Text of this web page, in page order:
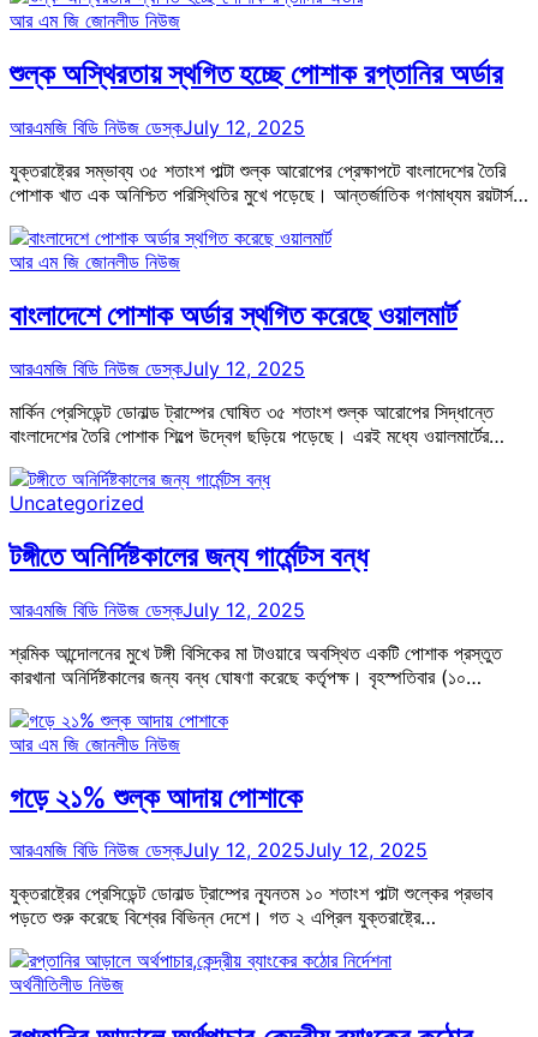
আর এম জি জোনলীড নিউজ
শুল্ক অস্থিরতায় স্থগিত হচ্ছে পোশাক রপ্তানির অর্ডার
আরএমজি বিডি নিউজ ডেস্কJuly 12, 2025
যুক্তরাষ্ট্রের সম্ভাব্য ৩৫ শতাংশ পাল্টা শুল্ক আরোপের প্রেক্ষাপটে বাংলাদেশের তৈরি
পোশাক খাত এক অনিশ্চিত পরিস্থিতির মুখে পড়েছে। আন্তর্জাতিক গণমাধ্যম রয়টার্স…
আর এম জি জোনলীড নিউজ
বাংলাদেশে পোশাক অর্ডার স্থগিত করেছে ওয়ালমার্ট
আরএমজি বিডি নিউজ ডেস্কJuly 12, 2025
মার্কিন প্রেসিডেন্ট ডোনাল্ড ট্রাম্পের ঘোষিত ৩৫ শতাংশ শুল্ক আরোপের সিদ্ধান্তে
বাংলাদেশের তৈরি পোশাক শিল্পে উদ্বেগ ছড়িয়ে পড়েছে। এরই মধ্যে ওয়ালমার্টের…
Uncategorized
টঙ্গীতে অনির্দিষ্টকালের জন্য গার্মেন্টস বন্ধ
আরএমজি বিডি নিউজ ডেস্কJuly 12, 2025
শ্রমিক আন্দোলনের মুখে টঙ্গী বিসিকের মা টাওয়ারে অবস্থিত একটি পোশাক প্রস্তুত
কারখানা অনির্দিষ্টকালের জন্য বন্ধ ঘোষণা করেছে কর্তৃপক্ষ। বৃহস্পতিবার (১০…
আর এম জি জোনলীড নিউজ
গড়ে ২১% শুল্ক আদায় পোশাকে
আরএমজি বিডি নিউজ ডেস্কJuly 12, 2025July 12, 2025
যুক্তরাষ্ট্রের প্রেসিডেন্ট ডোনাল্ড ট্রাম্পের ন্যূনতম ১০ শতাংশ পাল্টা শুল্কের প্রভাব
পড়তে শুরু করেছে বিশ্বের বিভিন্ন দেশে। গত ২ এপ্রিল যুক্তরাষ্ট্রে…
অর্থনীতিলীড নিউজ